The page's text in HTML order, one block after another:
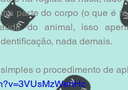
parte do corpo (o que é
do animal, isso
nada demais.
o procedimento de